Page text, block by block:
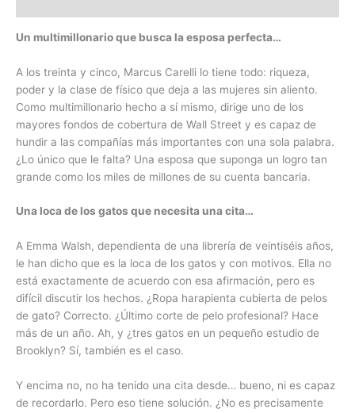
Un multimillonario que busca la esposa perfecta…
A los treinta y cinco, Marcus Carelli lo tiene todo: riqueza,
poder y la clase de físico que deja a las mujeres sin aliento.
Como multimillonario hecho a sí mismo, dirige uno de los
mayores fondos de cobertura de Wall Street y es capaz de
hundir a las compañías más importantes con una sola palabra.
¿Lo único que le falta? Una esposa que suponga un logro tan
grande como los miles de millones de su cuenta bancaria.
Una loca de los gatos que necesita una cita…
A Emma Walsh, dependienta de una librería de veintiséis años,
le han dicho que es la loca de los gatos y con motivos. Ella no
está exactamente de acuerdo con esa afirmación, pero es
difícil discutir los hechos. ¿Ropa harapienta cubierta de pelos
de gato? Correcto. ¿Último corte de pelo profesional? Hace
más de un año. Ah, y ¿tres gatos en un pequeño estudio de
Brooklyn? Sí, también es el caso.
Y encima no, no ha tenido una cita desde… bueno, ni es capaz
de recordarlo. Pero eso tiene solución. ¿No es precisamente